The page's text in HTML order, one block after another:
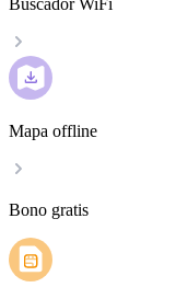
Buscador WiFi
Mapa offline
Bono gratis